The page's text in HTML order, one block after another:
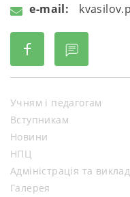
e-mail:
Учням і педагогам
Вступникам
Новини
НПЦ
Адміністрація та
Галерея